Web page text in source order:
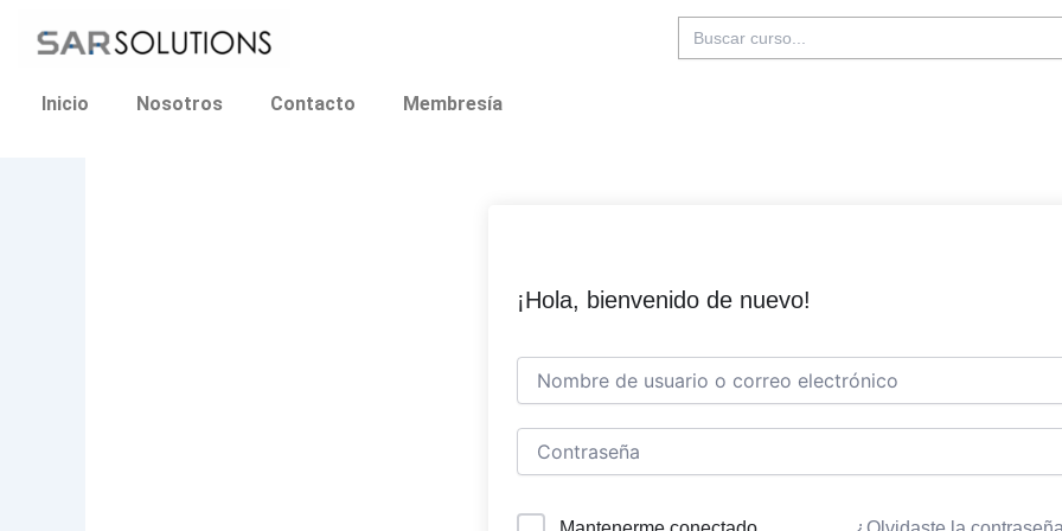
Buscar:
Inicio Nosotros Contacto Membresía
¡Hola, bienvenido de nuevo!